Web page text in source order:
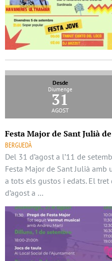
Desde
Diumenge
31
agost
Festa Major de Sant Julià
BERGUEDÀ
Del 31 d’agost a l’11 de
Festa Major de Sant Julià amb
a tots els gustos i edats. El
d’agost a …